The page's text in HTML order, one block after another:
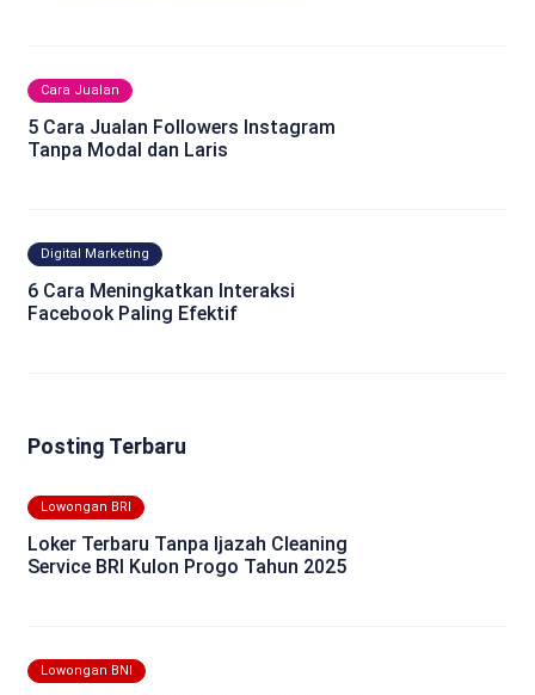
Cara Jualan
5 Cara Jualan Followers Instagram
Tanpa Modal dan Laris
Digital Marketing
6 Cara Meningkatkan Interaksi
Facebook Paling Efektif
Posting Terbaru
Lowongan BRI
Loker Terbaru Tanpa Ijazah Cleaning
Service BRI Kulon Progo Tahun 2025
Lowongan BNI